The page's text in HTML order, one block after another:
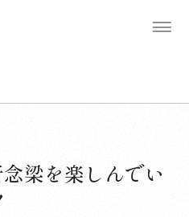
梁を楽しんでい